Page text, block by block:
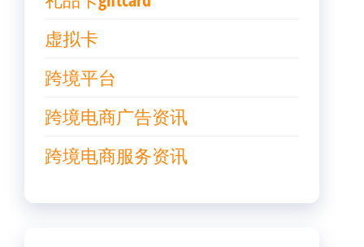
虚拟卡
跨境平台
跨境电商广告资讯
跨境电商服务资讯